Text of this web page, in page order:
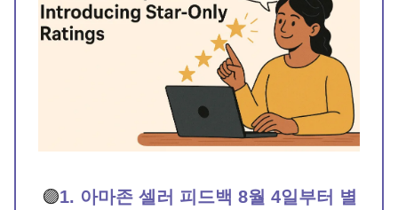
🟣1. 아마존 셀러 피드백 8월 4일부터 별